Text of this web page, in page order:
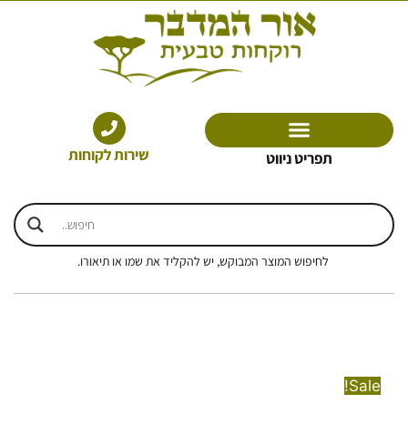
תפריט ניווט שירות לקוחות
לחיפוש המוצר המבוקש, יש להקליד את שמו או תיאורו.
Sale!